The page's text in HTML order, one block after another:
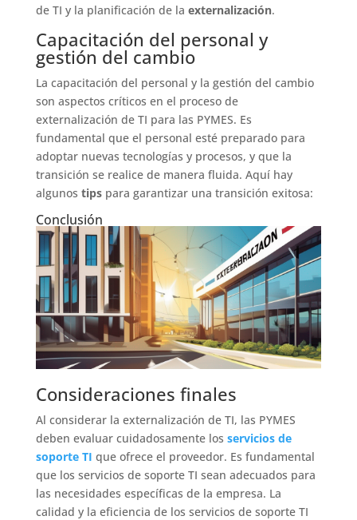
de TI y la planificación de la externalización.
Capacitación del personal y
gestión del cambio
La capacitación del personal y la gestión del cambio
son aspectos críticos en el proceso de
externalización de TI para las PYMES. Es
fundamental que el personal esté preparado para
adoptar nuevas tecnologías y procesos, y que la
transición se realice de manera fluida. Aquí hay
algunos tipspara garantizar una transición exitosa:
Conclusión
Consideraciones finales
Al considerar la externalización de TI, las PYMES
deben evaluar cuidadosamente los servicios de
soporte TI que ofrece el proveedor. Es fundamental
que los servicios de soporte TI sean adecuados para
las necesidades específicas de la empresa. La
calidad y la eficiencia de los servicios de soporte TI